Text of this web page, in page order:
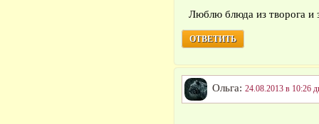
Люблю блюда из творога и
ОТВЕТИТЬ
Ольга: 24.08.2013 в 10:26